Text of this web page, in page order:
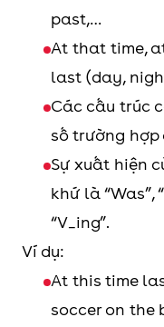
past,…
At that time,
last (day,
Các cấu trúc
số trường hợp
Sự xuất hiện
khứ là “Was”,
“V_ing”.
Ví dụ:
At this time
soccer on the